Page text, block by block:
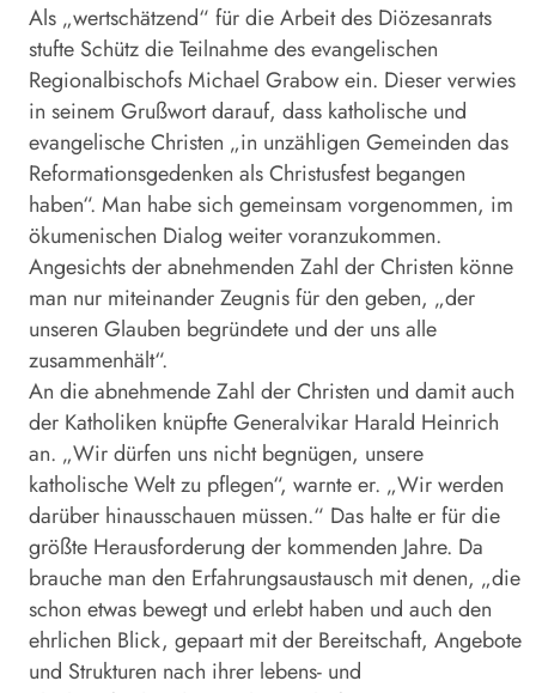
Als „wertschätzend“ für die Arbeit des Diözesanrats
stufte Schütz die Teilnahme des evangelischen
Regionalbischofs Michael Grabow ein. Dieser verwies
in seinem Grußwort darauf, dass katholische und
evangelische Christen „in unzähligen Gemeinden das
Reformationsgedenken als Christusfest begangen
haben“. Man habe sich gemeinsam vorgenommen, im
ökumenischen Dialog weiter voranzukommen.
Angesichts der abnehmenden Zahl der Christen könne
man nur miteinander Zeugnis für den geben, „der
unseren Glauben begründete und der uns alle
zusammenhält“.
An die abnehmende Zahl der Christen und damit auch
der Katholiken knüpfte Generalvikar Harald Heinrich
an. „Wir dürfen uns nicht begnügen, unsere
katholische Welt zu pflegen“, warnte er. „Wir werden
darüber hin­ausschauen müssen.“ Das halte er für die
größte Herausforderung der kommenden Jahre. Da
brauche man den Erfahrungsaustausch mit denen, „die
schon etwas bewegt und erlebt haben und auch den
ehrlichen Blick, gepaart mit der Bereitschaft, Angebote
und Strukturen nach ihrer lebens- und